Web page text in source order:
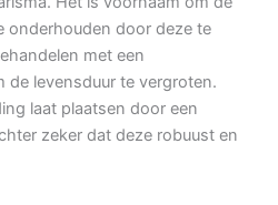
onderhouden door deze te
met een
de levensduur te vergroten.
laat plaatsen door een
zeker dat deze robuust en